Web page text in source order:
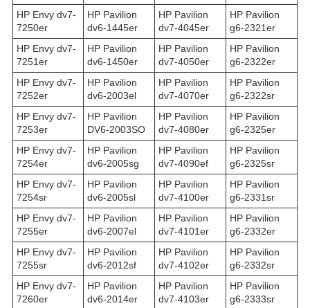
HP Envy dv7-
7250er
HP Pavilion
dv6-1445er
HP Pavilion
dv7-4045er
HP Pavilion
g6-2321er
HP Envy dv7-
7251er
HP Pavilion
dv6-1450er
HP Pavilion
dv7-4050er
HP Pavilion
g6-2322er
HP Envy dv7-
7252er
HP Pavilion
dv6-2003el
HP Pavilion
dv7-4070er
HP Pavilion
g6-2322sr
HP Envy dv7-
7253er
HP Pavilion
DV6-2003SO
HP Pavilion
dv7-4080er
HP Pavilion
g6-2325er
HP Envy dv7-
7254er
HP Pavilion
dv6-2005sg
HP Pavilion
dv7-4090ef
HP Pavilion
g6-2325sr
HP Envy dv7-
7254sr
HP Pavilion
dv6-2005sl
HP Pavilion
dv7-4100er
HP Pavilion
g6-2331sr
HP Envy dv7-
7255er
HP Pavilion
dv6-2007el
HP Pavilion
dv7-4101er
HP Pavilion
g6-2332er
HP Envy dv7-
7255sr
HP Pavilion
dv6-2012sf
HP Pavilion
dv7-4102er
HP Pavilion
g6-2332sr
HP Envy dv7-
7260er
HP Pavilion
dv6-2014er
HP Pavilion
dv7-4103er
HP Pavilion
g6-2333sr